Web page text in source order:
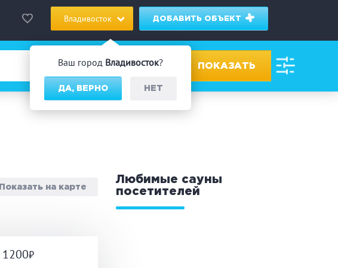
Владивосток
Ваш город Владивосток?
ДА, ВЕРНО НЕТ
ДОБАВИТЬ ОБЪЕКТ
На дровах
Показать на карте
1200
Любимые сауны
посетителей